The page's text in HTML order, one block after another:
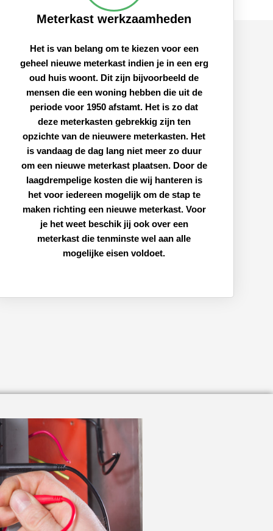
Meterkast werkzaamheden
Het is van belang om te kiezen voor een
geheel nieuwe meterkast indien je in een erg
oud huis woont. Dit zijn bijvoorbeeld de
mensen die een woning hebben die uit de
periode voor 1950 afstamt. Het is zo dat
deze meterkasten gebrekkig zijn ten
opzichte van de nieuwere meterkasten. Het
is vandaag de dag lang niet meer zo duur
om een nieuwe meterkast plaatsen. Door de
laagdrempelige kosten die wij hanteren is
het voor iedereen mogelijk om de stap te
maken richting een nieuwe meterkast. Voor
je het weet beschik jij ook over een
meterkast die tenminste wel aan alle
mogelijke eisen voldoet.